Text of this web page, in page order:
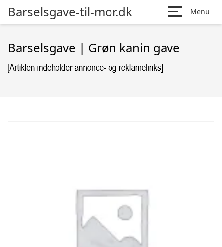
Barselsgave-til-mor.dk Menu
Barselsgave | Grøn kanin gave